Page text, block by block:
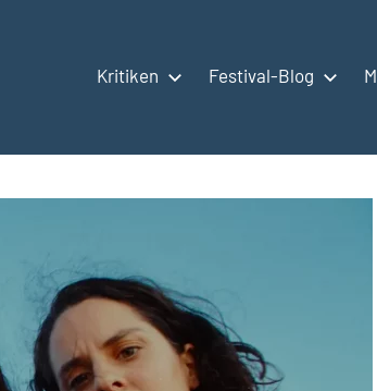
Kritiken Festival-Blog